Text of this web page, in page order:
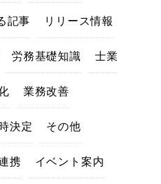
記事 リリース情報
労務基礎知識 士業
業務改善
決定 その他
携 イベント案内